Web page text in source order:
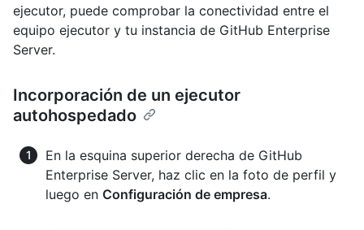
ejecutor, puede comprobar la conectividad entre el
equipo ejecutor y tu instancia de GitHub Enterprise
Server.
Incorporación de un ejecutor
autohospedado
En la esquina superior derecha de GitHub
Enterprise Server, haz clic en la foto de perfil y
luego en Configuración de empresa.